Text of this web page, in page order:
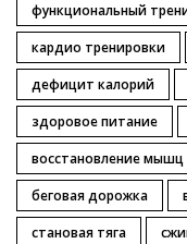
функциональный
кардио тренировки
дефицит калорий
здоровое питание
восстановление мышц
беговая дорожка
становая тяга